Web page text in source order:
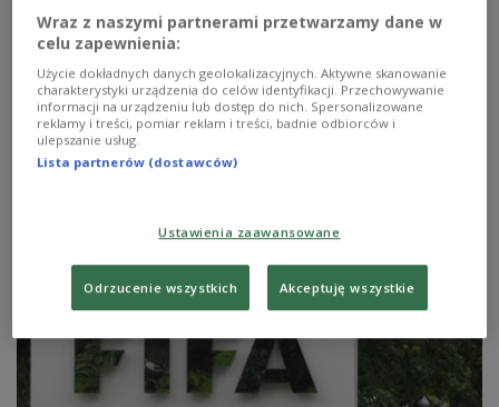
Van Persie po sezonie kończy z futbolem
Wicemistrz świata z 2010 roku i brązowy medalista
cztery lata później Holender Robin van Persie zamierza
Rotterdam, w którym stawiał pierwsze piłkarskie kroki.
Zobacz więcej na temat:SPORT Piłka nożna
Wraz z naszymi partnerami przetwarzamy dane w
celu zapewnienia:
Użycie dokładnych danych geolokalizacyjnych. Aktywne skanowanie
charakterystyki urządzenia do celów identyfikacji. Przechowywanie
informacji na urządzeniu lub dostęp do nich. Spersonalizowane
reklamy i treści, pomiar reklam i treści, badnie odbiorców i
ulepszanie usług.
Lista partnerów (dostawców)
Ustawienia zaawansowane
Odrzucenie wszystkich Akceptuję wszystkie